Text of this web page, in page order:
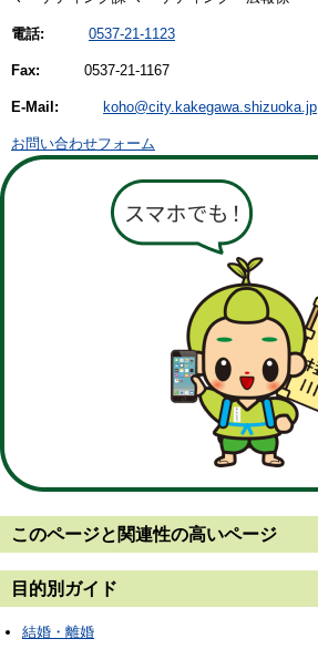
電話: 0537-21-1123
Fax: 0537-21-1167
E-Mail: koho@city.kakegawa.shizuoka.jp
お問い合わせフォーム
このページと 関連性の高いページ
目的別ガイド
結婚・離婚